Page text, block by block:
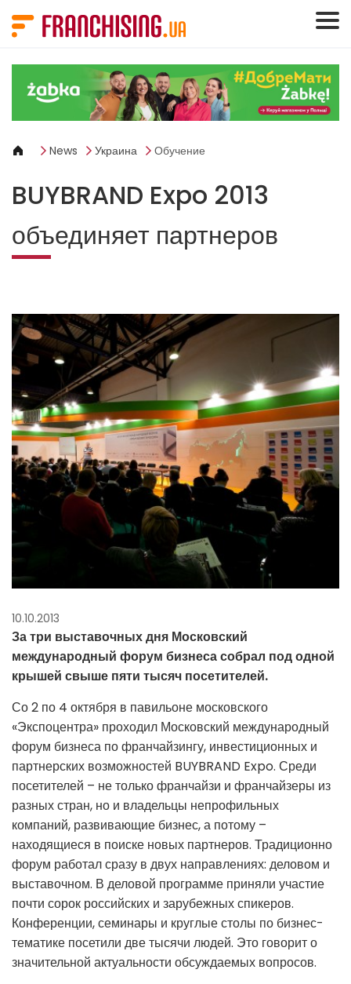
News Украина Обучение
BUYBRAND Expo 2013
объединяет партнеров
10.10.2013
За три выставочных дня Московский
международный форум бизнеса собрал под одной
крышей свыше пяти тысяч посетителей.
Со 2 по 4 октября в павильоне московского
«Экспоцентра» проходил Московский международный
форум бизнеса по франчайзингу, инвестиционных и
партнерских возможностей BUYBRAND Expo. Среди
посетителей – не только франчайзи и франчайзеры из
разных стран, но и владельцы непрофильных
компаний, развивающие бизнес, а потому –
находящиеся в поиске новых партнеров. Традиционно
форум работал сразу в двух направлениях: деловом и
выставочном. В деловой программе приняли участие
почти сорок российских и зарубежных спикеров.
Конференции, семинары и круглые столы по бизнес-
тематике посетили две тысячи людей. Это говорит о
значительной актуальности обсуждаемых вопросов.